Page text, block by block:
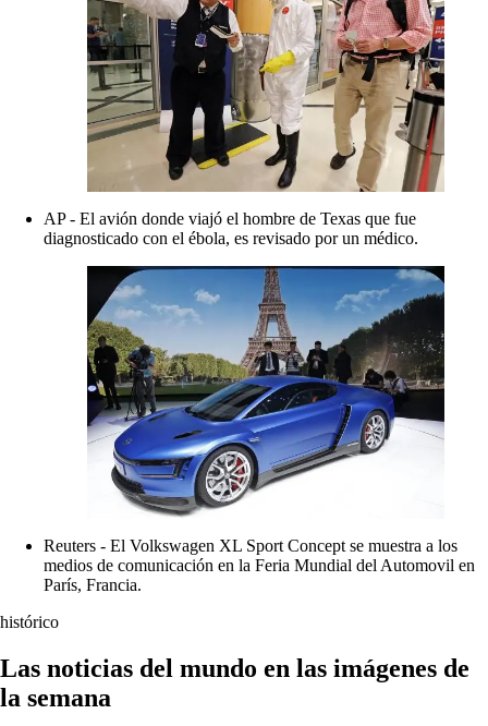
AP - El avión donde viajó el hombre de Texas que fue
diagnosticado con el ébola, es revisado por un médico.
Reuters - El Volkswagen XL Sport Concept se muestra a los
medios de comunicación en la Feria Mundial del Automovil en
París, Francia.
histórico
Las noticias del mundo en las imágenes de
la semana